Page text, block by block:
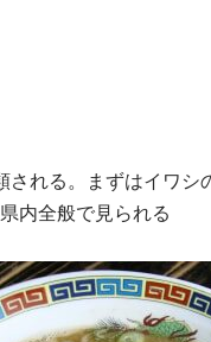
される。まずはイワ
内全般で見られる